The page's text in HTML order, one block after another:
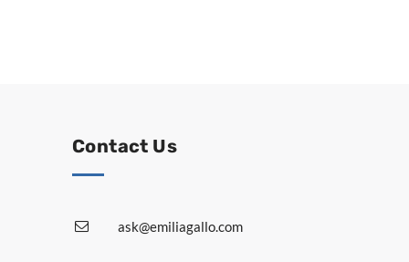
Contact Us
ask@emiliagallo.com